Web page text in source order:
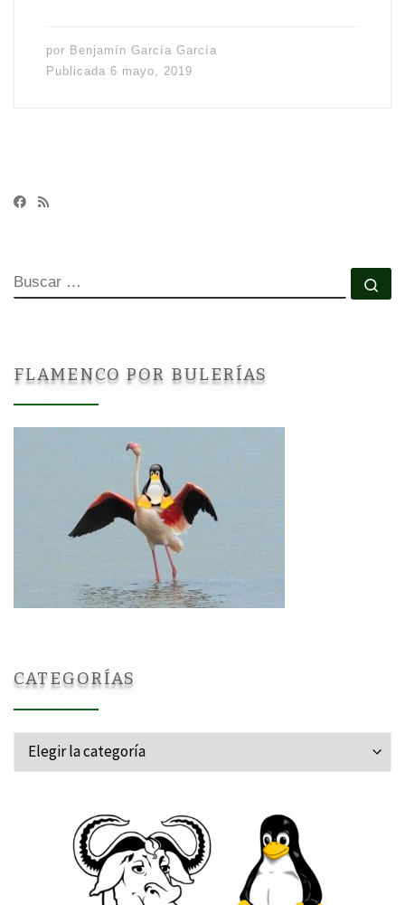
por Benjamín García García
Publicada 6 mayo, 2019
BUSCAR
FLAMENCO POR BULERÍAS
CATEGORÍAS
Categorías